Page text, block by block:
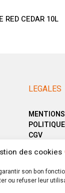
des cookies
son bon
ou refuser leur
RED CEDAR 10L
LEGALES
CGV